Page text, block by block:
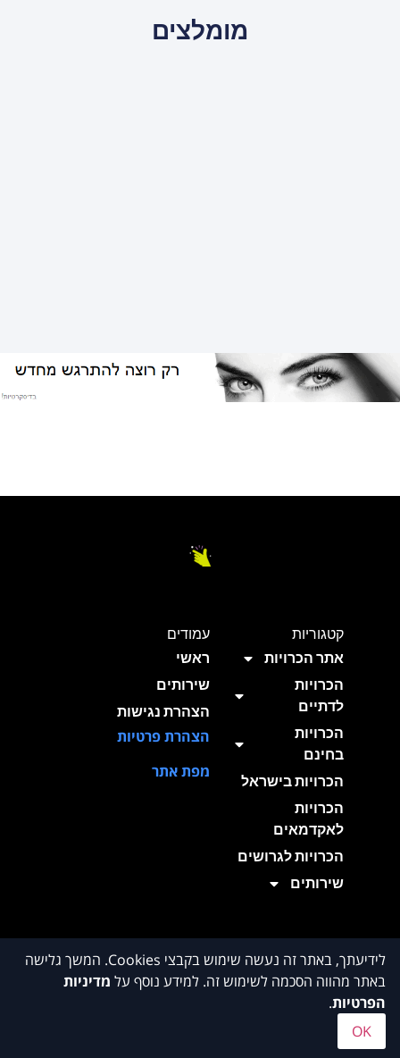
מומלצים
קטגוריות
אתר הכרויות
הכרויות
לדתיים
הכרויות
בחינם
הכרויות בישראל
הכרויות
לאקדמאים
הכרויות לגרושים
שירותים
עמודים
ראשי
שירותים
הצהרת נגישות
הצהרת פרטיות
מפת אתר
לידיעתך, באתר זה נעשה שימוש בקבצי Cookies. המשך גלישה
באתר מהווה הסכמה לשימוש זה. למידע נוסף על מדיניות
הפרטיות.
OK